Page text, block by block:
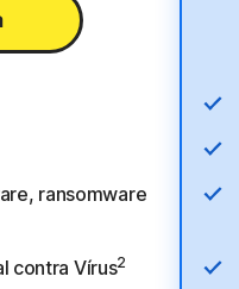
ransomware
contra Vírus2